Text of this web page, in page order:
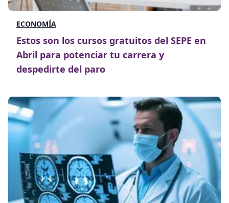
ECONOMÍA
Estos son los cursos gratuitos del SEPE en
Abril para potenciar tu carrera y
despedirte del paro